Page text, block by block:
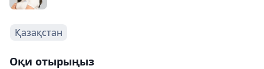
Қазақстан
Оқи отырыңыз